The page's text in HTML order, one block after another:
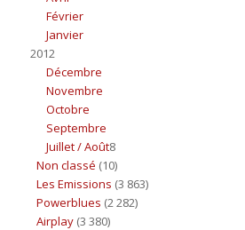
Février
Janvier
2012
Décembre
Novembre
Octobre
Septembre
Juillet / Août8
Non classé (10)
Les Emissions (3 863)
Powerblues (2 282)
Airplay(3 380)